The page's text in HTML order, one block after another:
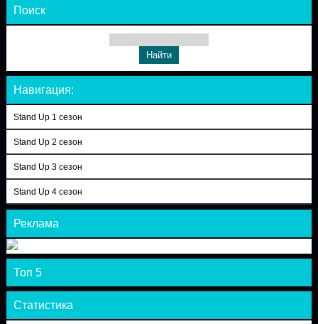
Поиск
Навигация:
Stand Up 1 сезон
Stand Up 2 сезон
Stand Up 3 сезон
Stand Up 4 сезон
Реклама
Топ 5
Статистика